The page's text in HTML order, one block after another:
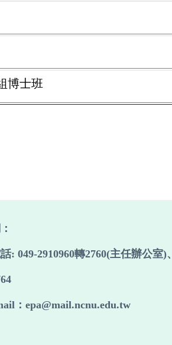
博士班
：
: 049-2910960轉2760(主任辦公室)、
：epa@mail.ncnu.edu.tw